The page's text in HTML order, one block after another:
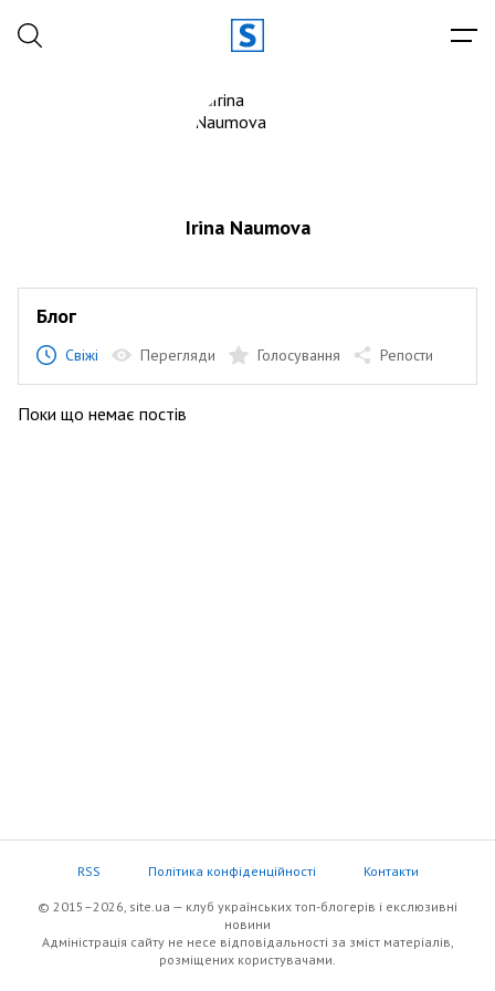
Irina Naumova
Блог
Свіжі Перегляди Голосування Репости
Поки що немає постів
RSS Політика конфіденційності Контакти
© 2015–2026, site.ua — клуб українських топ-блогерів i екслюзивнi
новини
Адміністрація сайту не несе відповідальності за зміст матеріалів,
розміщених користувачами.